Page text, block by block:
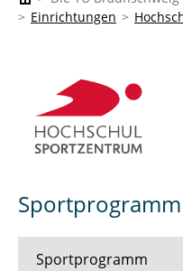
Einrichtungen
Sportprogramm
Sportprogramm